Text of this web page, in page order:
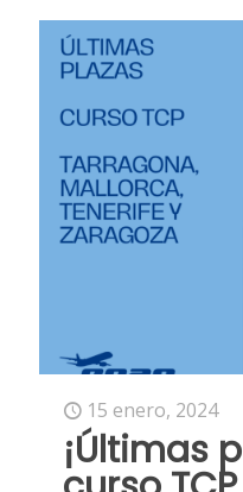
15 enero, 2024
¡Últimas